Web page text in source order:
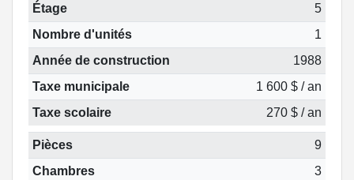
Étage
5
Nombre d'unités
1
Année de construction
1988
Taxe municipale
1 600 $ / an
Taxe scolaire
270 $ / an
Pièces
9
Chambres
3